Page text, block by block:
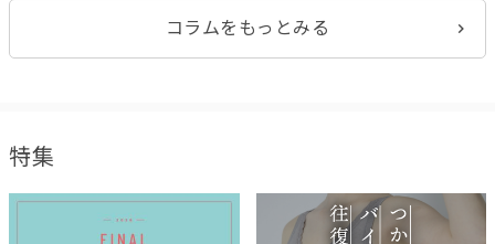
コラムをもっとみる
特集